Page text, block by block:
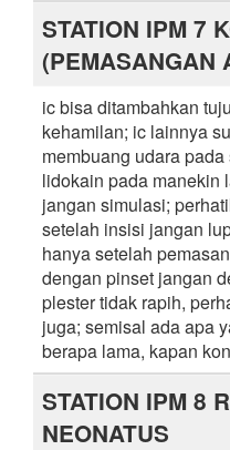
STATION IPM 7
(PEMASANGAN
ic bisa ditambahkan
kehamilan; ic lainnya
membuang udara
lidokain pada manekin
jangan simulasi;
setelah insisi jangan
hanya setelah
dengan pinset jangan
plester tidak rapih,
juga; semisal ada apa
berapa lama, kapan
STATION IPM 8
NEONATUS